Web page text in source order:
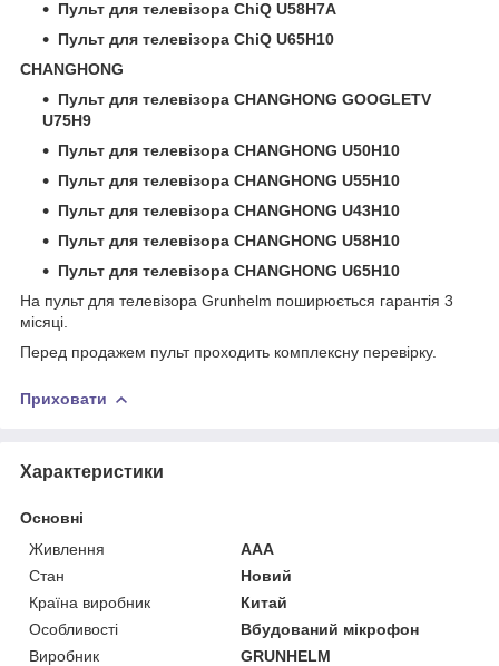
Пульт для телевізора ChiQ U58H7A
Пульт для телевізора ChiQ U65H10
CHANGHONG
Пульт для телевізора CHANGHONG GOOGLETV
U75H9
Пульт для телевізора CHANGHONG U50H10
Пульт для телевізора CHANGHONG U55H10
Пульт для телевізора CHANGHONG U43H10
Пульт для телевізора CHANGHONG U58H10
Пульт для телевізора CHANGHONG U65H10
На пульт для телевізора Grunhelm поширюється гарантія 3
місяці.
Перед продажем пульт проходить комплексну перевірку.
Приховати
Характеристики
Основні
Живлення
AAA
Стан
Новий
Країна виробник
Китай
Особливості
Вбудований мікрофон
Виробник
GRUNHELM